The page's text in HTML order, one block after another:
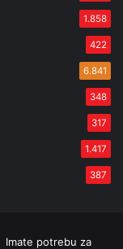
1.858
422
6.841
348
317
1.417
387
Imate potrebu za